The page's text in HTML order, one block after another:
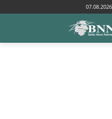
07.08.2026
Tags Somija